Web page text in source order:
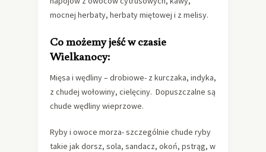
mocnej herbaty, herbaty miętowej i z melisy.
Co możemy jeść w czasie
Wielkanocy:
Mięsa i wędliny – drobiowe- z kurczaka, indyka,
z chudej wołowiny, cielęciny. Dopuszczalne są
chude wędliny wieprzowe.
Ryby i owoce morza- szczególnie chude ryby
takie jak dorsz, sola, sandacz, okoń, pstrąg, w